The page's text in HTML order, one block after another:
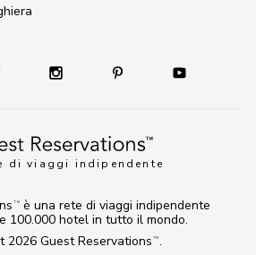
di viaggi indipendente
2026 Guest Reservations TM .
TM
è una rete di viaggi indipendente
100.000 hotel in tutto il mondo.